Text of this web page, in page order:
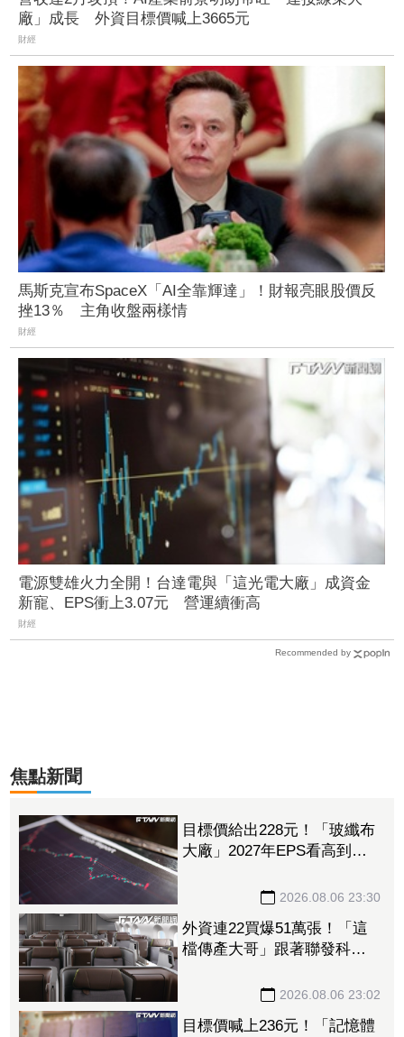
廠」成長 外資目標價喊上3665元
財經
馬斯克宣布SpaceX「AI全靠輝達」！財報亮眼股價反
挫13％ 主角收盤兩樣情
財經
電源雙雄火力全開！台達電與「這光電大廠」成資金
新寵、EPS衝上3.07元 營運續衝高
財經
Recommended by
焦點新聞
目標價給出228元！「玻纖布
大廠」2027年EPS看高到
投資挹注營收 2026.08.06 23:30
外資連22買爆51萬張！「這
檔傳產大哥」跟著聯發科發
2026.08.06 23:02
目標價喊上236元！「記憶體